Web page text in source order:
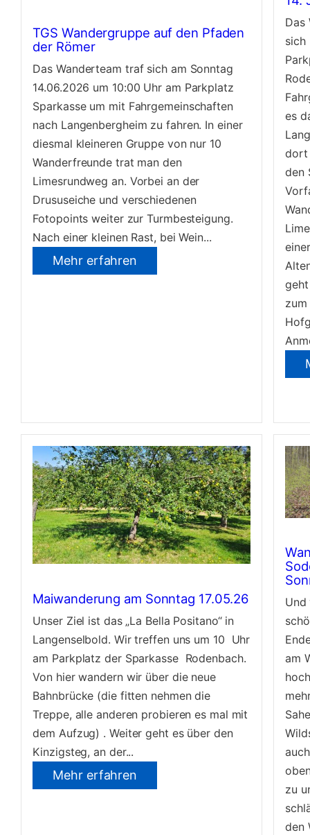
TGS Wandergruppe auf den Pfaden
der Römer
Das Wanderteam traf sich am Sonntag
14.06.2026 um 10:00 Uhr am Parkplatz
Sparkasse um mit Fahrgemeinschaften
nach Langenbergheim zu fahren. In einer
diesmal kleineren Gruppe von nur 10
Wanderfreunde trat man den
Limesrundweg an. Vorbei an der
Drususeiche und verschiedenen
Fotopoints weiter zur Turmbesteigung.
Nach einer kleinen Rast, bei Wein...
Mehr erfahren
Das
sich
es
dort
den
Maiwanderung am Sonntag 17.05.26
Unser Ziel ist das „La Bella Positano“ in
Langenselbold. Wir treffen uns um 10 Uhr
am Parkplatz der Sparkasse Rodenbach.
Von hier wandern wir über die neue
Bahnbrücke (die fitten nehmen die
Treppe, alle anderen probieren es mal mit
dem Aufzug) . Weiter geht es über den
Kinzigsteg, an der...
Mehr erfahren
Und
am
zu
den